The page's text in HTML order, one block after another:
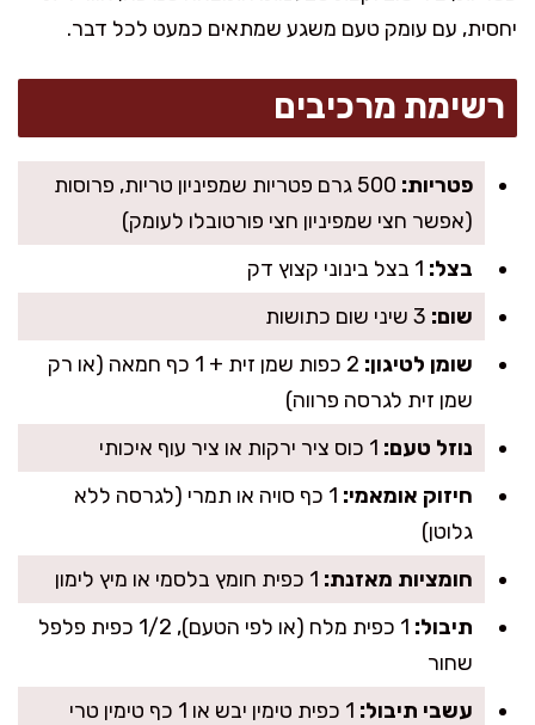
יחסית, עם עומק טעם משגע שמתאים כמעט לכל דבר.
רשימת מרכיבים
פטריות:
500 גרם פטריות שמפיניון טריות, פרוסות
(אפשר חצי שמפיניון חצי פורטובלו לעומק)
בצל:
שום:
שומן לטיגון:
2 כפות שמן זית + 1 כף חמאה (או רק
שמן זית לגרסה פרווה)
נוזל טעם:
חיזוק אומאמי:
1 כף סויה או תמרי (לגרסה ללא
גלוטן)
חומציות מאזנת:
תיבול:
1 כפית מלח (או לפי הטעם), 1/2 כפית פלפל
שחור
עשבי תיבול: